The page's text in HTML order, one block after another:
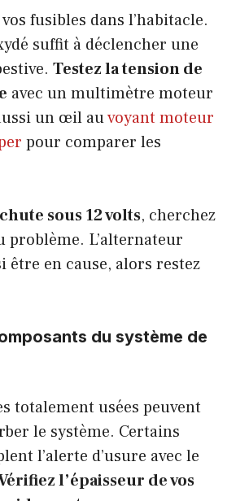
fusibles dans l’habitacle.
suffit à déclencher une
Testez la tension de
avec un multimètre moteur
un œil auvoyant moteur
pour comparer les
sous 12 volts, cherchez
problème. L’alternateur
être en cause, alors restez
du système de
totalement usées peuvent
le système. Certains
l’alerte d’usure avec le
l’épaisseur de vos